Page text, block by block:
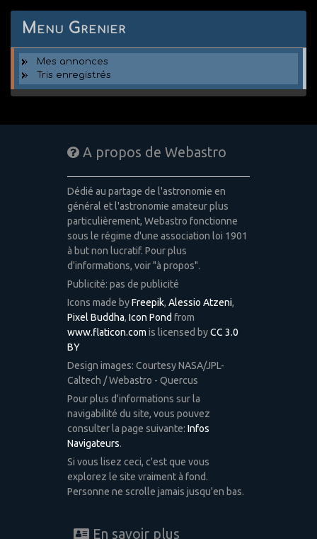
Menu Grenier
Mes annonces
Tris enregistrés
A propos de Webastro
Dédié au partage de l'astronomie en
général et l'astronomie amateur plus
particulièrement, Webastro fonctionne
sous le régime d'une association loi 1901
à but non lucratif. Pour plus
d'informations, voir "à propos".
Publicité: pas de publicité
Icons made byFreepik, Alessio Atzeni,
Pixel Buddha, Icon Pond from
www.flaticon.com is licensed byCC 3.0
BY
Design images: Courtesy NASA/JPL-
Caltech / Webastro - Quercus
Pour plus d'informations sur la
navigabilité du site, vous pouvez
consulter la page suivante: Infos
Navigateurs.
Si vous lisez ceci, c'est que vous
explorez le site vraiment à fond.
Personne ne scrolle jamais jusqu'en bas.
En savoir plus